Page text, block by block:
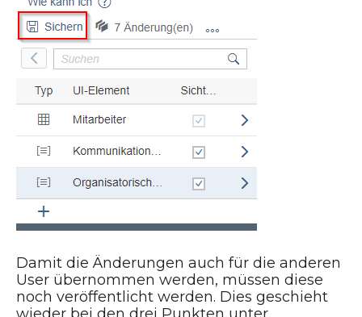
Damit die Änderungen auch für die anderen
User übernommen werden, müssen diese
noch veröffentlicht werden. Dies geschieht